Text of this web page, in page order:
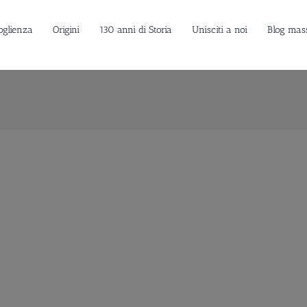
Origini 130 anni di Storia Unisciti a noi Blog